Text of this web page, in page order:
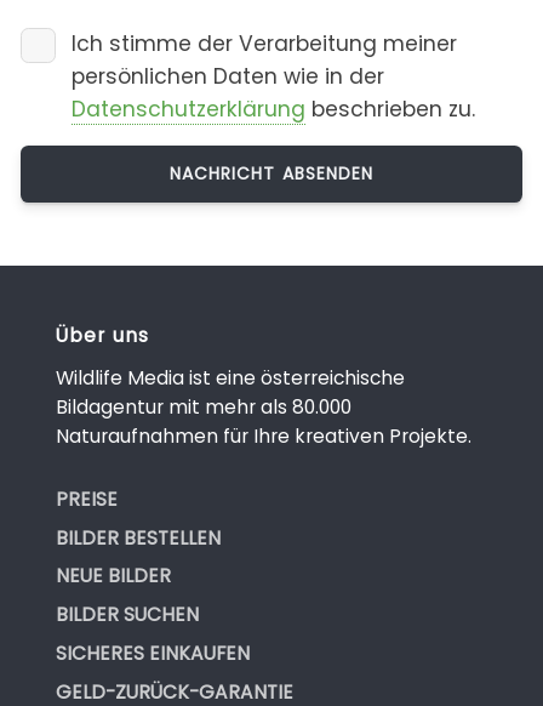
Ich stimme der Verarbeitung meiner
persönlichen Daten wie in der
Datenschutzerklärung beschrieben zu.
Über uns
Wildlife Media ist eine österreichische
Bildagentur mit mehr als 80.000
Naturaufnahmen für Ihre kreativen Projekte.
PREISE
BILDER BESTELLEN
NEUE BILDER
BILDER SUCHEN
SICHERES EINKAUFEN
GELD-ZURÜCK-GARANTIE